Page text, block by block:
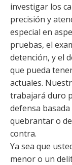
investigar los
precisión y
especial en
pruebas, el
detención, y el
que pueda
actuales.
trabajará duro
defensa
quebrantar o
contra.
Ya sea que
menor o un